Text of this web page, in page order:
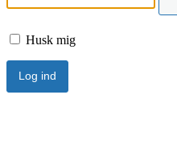
Husk mig